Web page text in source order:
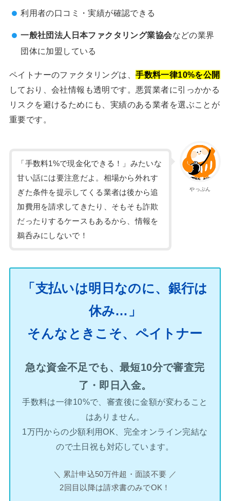
利用者の口コミ・実績が確認できる
一般社団法人日本ファクタリング業協会などの業界
団体に加盟している
ペイトナーのファクタリングは、手数料一律10%を公開
しており、会社情報も透明です。悪質業者に引っかかる
リスクを避けるためにも、実績のある業者を選ぶことが
重要です。
やっぷん
「手数料1%で現金化できる！」みたいな
甘い話には要注意だよ。相場から外れす
ぎた条件を提示してくる業者は後から追
加費用を請求してきたり、そもそも詐欺
だったりするケースもあるから、情報を
鵜呑みにしないで！
「支払いは明日なのに、銀行は
休み…」
そんなときこそ、ペイトナー
急な資金不足でも、最短10分で審査完
了・即日入金。
手数料は一律10%で、審査後に金額が変わること
はありません。
1万円からの少額利用OK、完全オンライン完結な
ので土日祝も対応しています。
＼ 累計申込50万件超・面談不要 ／
2回目以降は請求書のみでOK！